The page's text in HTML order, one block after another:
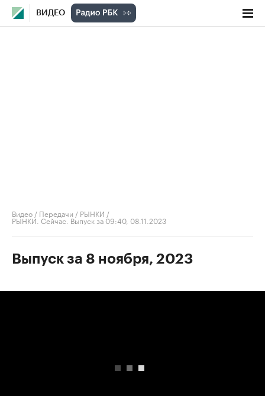
ВИДЕО
Видео / Передачи / РЫНКИ /
РЫНКИ. Сейчас. Выпуск за 09:40, 08.11.2023
Выпуск за 8 ноября, 2023